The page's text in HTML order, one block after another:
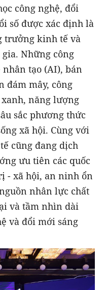
công nghệ, đổi
số được xác định là
trưởng kinh tế và
Những công
tạo (AI), bán
đám mây, công
năng lượng
sắc phương thức
xã hội. Cùng với
cũng đang dịch
ưu tiên các quốc
- xã hội, an ninh ổn
nhân lực chất
và tầm nhìn dài
và đổi mới sáng